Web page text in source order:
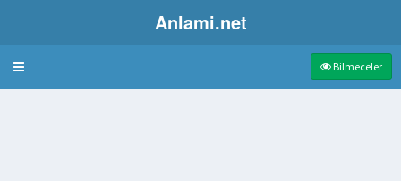
Anlami.net
Bulmaca Bilmeceler